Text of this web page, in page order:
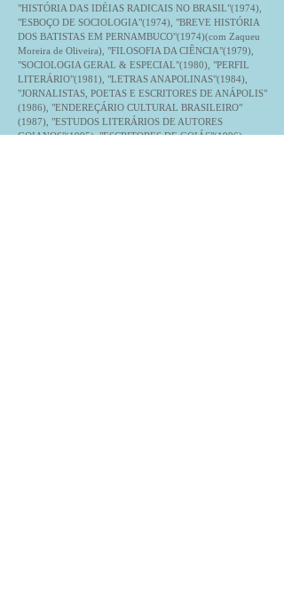
"HISTÓRIA DAS IDÉIAS RADICAIS NO BRASIL"(1974),
"ESBOÇO DE SOCIOLOGIA"(1974), "BREVE HISTÓRIA
DOS BATISTAS EM PERNAMBUCO"(1974)(com Zaqueu
Moreira de Oliveira), "FILOSOFIA DA CIÊNCIA"(1979),
"SOCIOLOGIA GERAL & ESPECIAL"(1980), "PERFIL
LITERÁRIO"(1981), "LETRAS ANAPOLINAS"(1984),
"JORNALISTAS, POETAS E ESCRITORES DE ANÁPOLIS"
(1986), "ENDEREÇÁRIO CULTURAL BRASILEIRO"
(1987), "ESTUDOS LITERÁRIOS DE AUTORES
GOIANOS"(1995), "ESCRITORES DE GOIÁS"(1996),